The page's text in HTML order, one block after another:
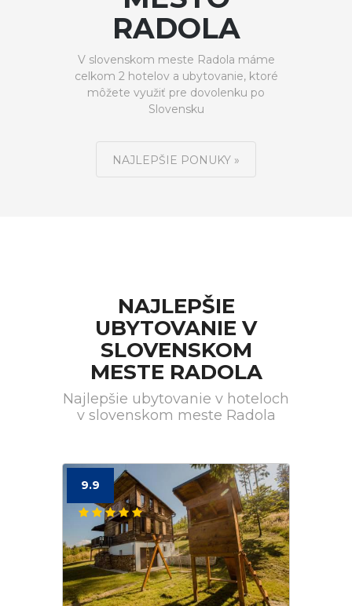
RADOLA
V slovenskom meste Radola máme
celkom 2 hotelov a ubytovanie, ktoré
môžete využiť pre dovolenku po
Slovensku
NAJLEPŠIE PONUKY »
NAJLEPŠIE
UBYTOVANIE V
SLOVENSKOM
MESTE RADOLA
Najlepšie ubytovanie v hoteloch
v slovenskom meste Radola
9.9